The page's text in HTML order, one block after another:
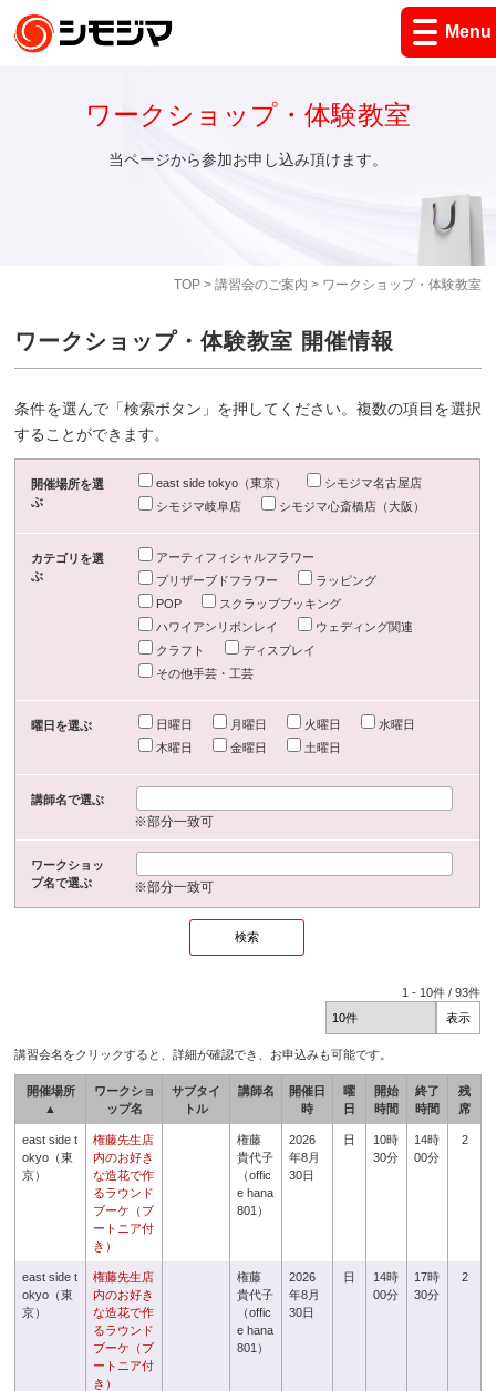
Menu
TOP> 講習会のご案内 > ワークショップ・体験教室
ワークショップ・体験教室
当ページから参加お申し込み頂けます。
ワークショップ・体験教室 開催情報
条件を選んで「検索ボタン」を押してください。複数の項目を選択
することができます。
開催場所を選
ぶ
east side tokyo（東京）
シモジマ名古屋店
シモジマ岐阜店
シモジマ心斎橋店（大阪）
カテゴリを選
ぶ
アーティフィシャルフラワー
プリザーブドフラワー
ラッピング
POP
スクラップブッキング
ハワイアンリボンレイ
ウェディング関連
クラフト
ディスプレイ
その他手芸・工芸
曜日を選ぶ 日曜日 月曜日 火曜日
水曜日
木曜日
金曜日 土曜日
講師名で選ぶ
※部分一致可
ワークショッ
プ名で選ぶ
※部分一致可
1 - 10件 /93件
講習会名をクリックすると、詳細が確認でき、お申込みも可能です。
開催場所
▲
ワークショ
ップ名
サブタイ
トル
講師名
開催日
時
曜
日
開始
時間
終了
時間
残
席
east side t
okyo（東
京）
権藤先生店
内のお好き
な造花で作
るラウンド
ブーケ（ブ
ートニア付
き）
権藤
貴代子
（offic
e hana
801）
2026
年8月
30日
日
10時
30分
14時
00分
2
east side t
okyo（東
京）
権藤先生店
内のお好き
な造花で作
るラウンド
ブーケ（ブ
ートニア付
き）
権藤
貴代子
（offic
e hana
801）
2026
年8月
30日
日
14時
00分
17時
30分
2